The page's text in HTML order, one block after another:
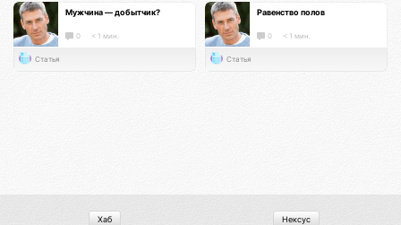
Мужчина — добытчик?
0 < 1 мин.
Статья
Равенство полов
0 < 1 мин.
Статья
Хаб Нексус